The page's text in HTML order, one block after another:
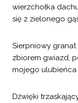
wierzchołka
się z zielonego
Sierpniowy granat
zbiorem gwiazd,
mojego ulubieńca
Dźwięki